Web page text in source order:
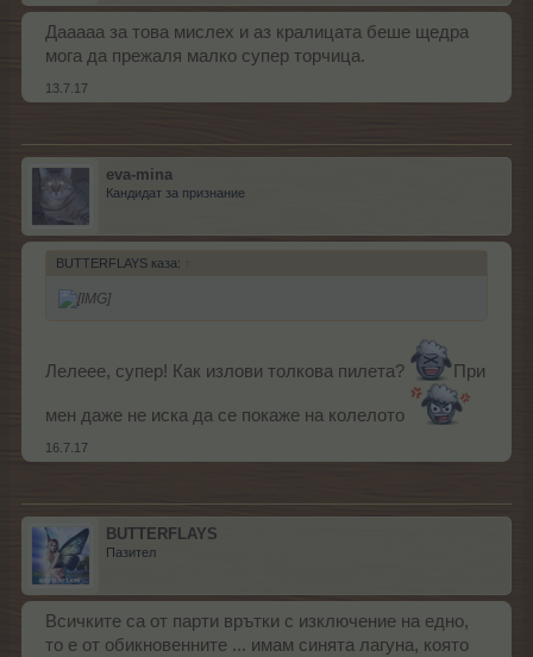
Дааааа за това мислех и аз кралицата беше щедра
мога да прежаля малко супер торчица.
13.7.17
eva-mina
Кандидат за признание
BUTTERFLAYS каза: ↑
Лелеее, супер! Как излови толкова пилета? При
мен даже не иска да се покаже на колелото
16.7.17
BUTTERFLAYS
Пазител
Всичките са от парти врътки с изключение на едно,
то е от обикновенните ... имам синята лагуна, която